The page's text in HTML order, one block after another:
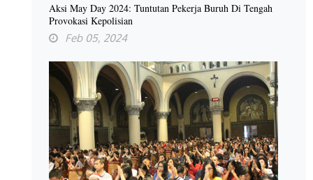
Aksi May Day 2024: Tuntutan Pekerja Buruh Di Tengah
Provokasi Kepolisian
Feb 05, 2024